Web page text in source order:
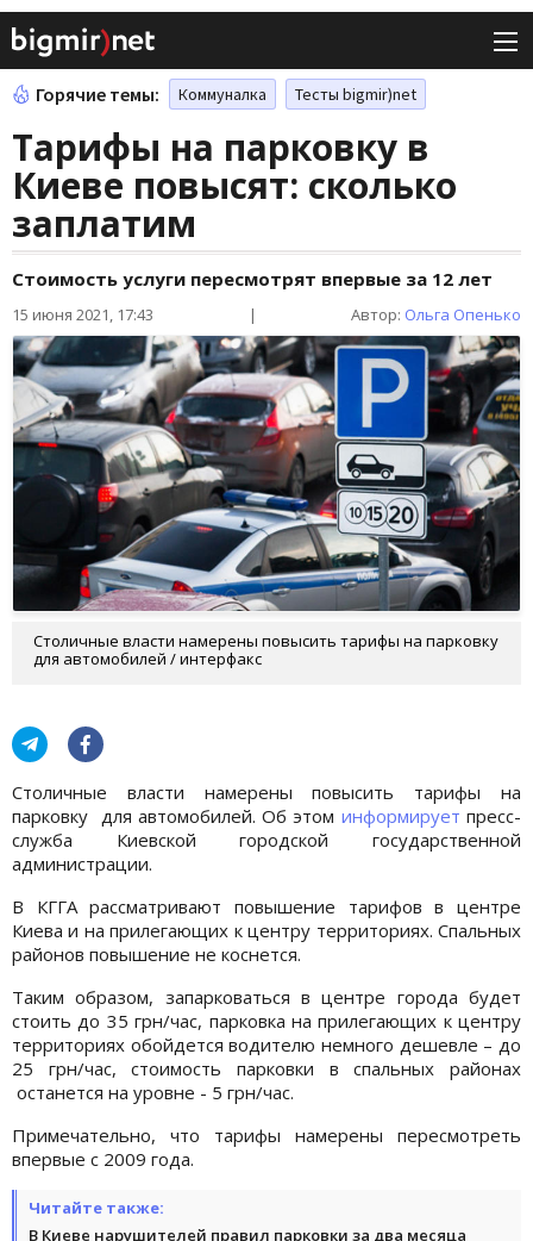
Горячие темы: Коммуналка Тесты bigmir)net
Тарифы на парковку в
Киеве повысят: сколько
заплатим
Стоимость услуги пересмотрят впервые за 12 лет
15 июня 2021, 17:43 | Автор: Ольга Опенько
Столичные власти намерены повысить тарифы на парковку
для автомобилей / интерфакс
Столичные власти намерены повысить тарифы на
парковку для автомобилей. Об этом информирует пресс-
служба Киевской городской государственной
администрации.
В КГГА рассматривают повышение тарифов в центре
Киева и на прилегающих к центру территориях. Спальных
районов повышение не коснется.
Таким образом, запарковаться в центре города будет
стоить до 35 грн/час, парковка на прилегающих к центру
территориях обойдется водителю немного дешевле – до
25 грн/час, стоимость парковки в спальных районах
останется на уровне - 5 грн/час.
Примечательно, что тарифы намерены пересмотреть
впервые с 2009 года.
Читайте также:
В Киеве нарушителей правил парковки за два месяца